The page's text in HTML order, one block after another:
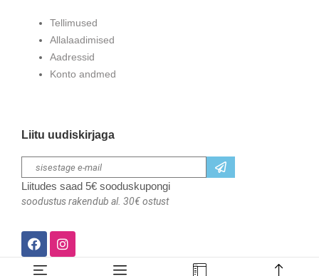
Tellimused
Allalaadimised
Aadressid
Konto andmed
Liitu uudiskirjaga
Liitudes saad 5€ sooduskupongi
soodustus rakendub al. 30€ ostust